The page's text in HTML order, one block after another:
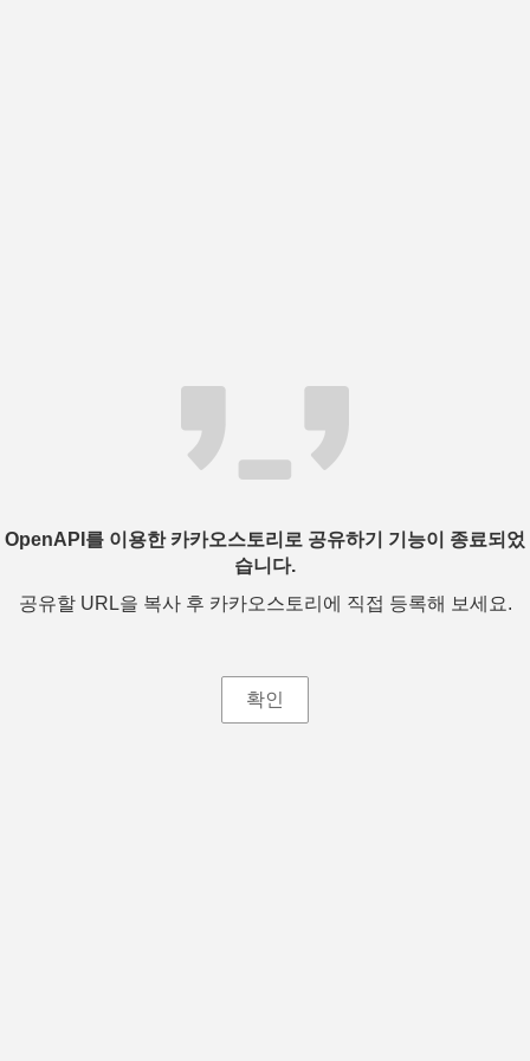
OpenAPI를 이용한 카카오스토리로 공유하기 기능이 종료되었
습니다.
공유할 URL을 복사 후 카카오스토리에 직접 등록해 보세요.
확인